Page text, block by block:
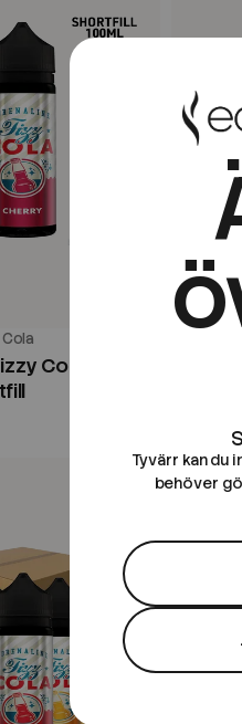
Cola | Cherry
Tyvärr kan du
behöver